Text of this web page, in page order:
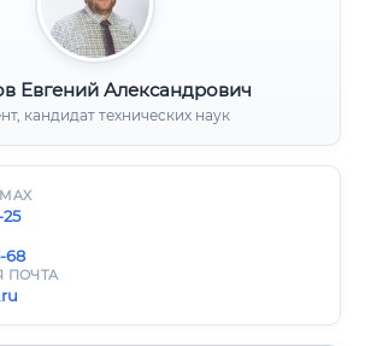
Евгений Александрович
кандидат технических наук
25
68
ПОЧТА